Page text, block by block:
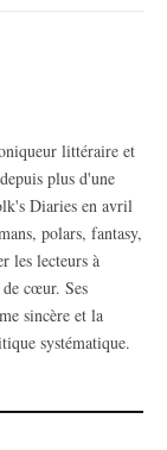
littéraire et
plus d'une
Diaries en avril
polars, fantasy,
les lecteurs à
cœur. Ses
sincère et la
systématique.